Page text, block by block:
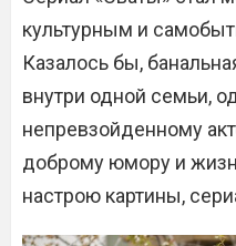
культурным и
Казалось бы,
внутри одной семьи,
непревзойденному
доброму юмору и
настрою картины,